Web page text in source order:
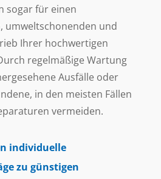
sogar für einen
umweltschonenden und
Ihrer hochwertigen
regelmäßige Wartung
Ausfälle oder
in den meisten Fällen
vermeiden.
individuelle
zu günstigen